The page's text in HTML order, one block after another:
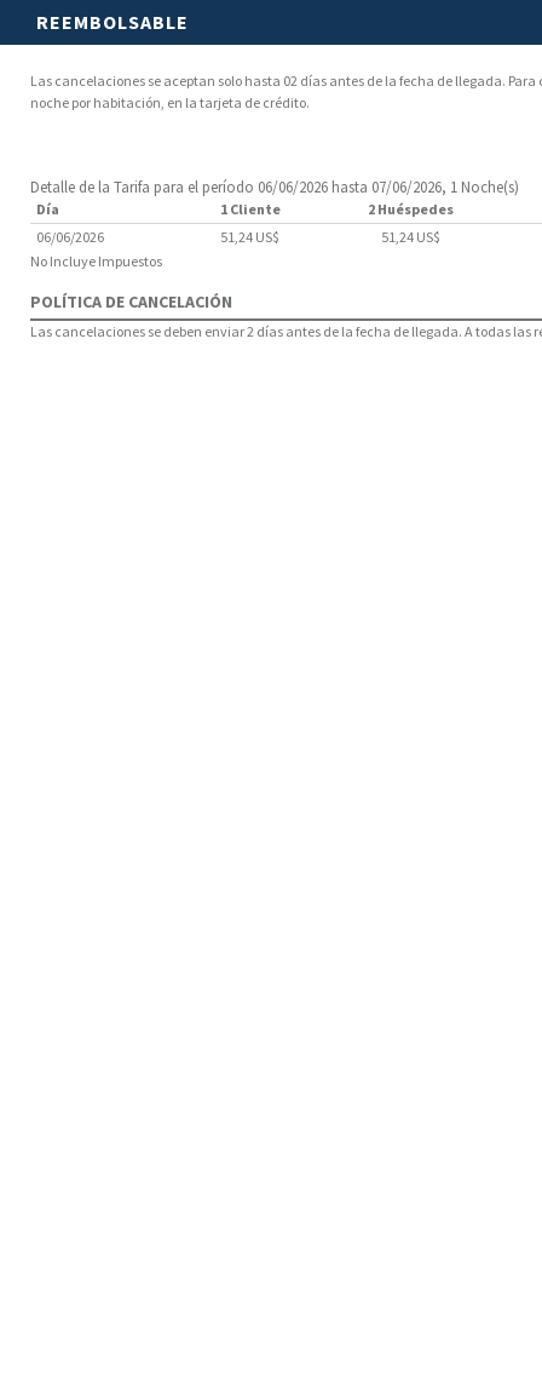
REEMBOLSABLE
Las cancelaciones se aceptan solo hasta 02 días antes de la fecha de llegada.
noche por habitación, en la tarjeta de crédito.
Detalle de la Tarifa para el período 06/06/2026 hasta 07/06/2026, 1 Noche(s)
Día 1 Cliente
2 Huéspedes
06/06/2026
51,24 US$
51,24 US$
No Incluye Impuestos
POLÍTICA DE CANCELACIÓN
Las cancelaciones se deben enviar 2 días antes de la fecha de llegada. A todas